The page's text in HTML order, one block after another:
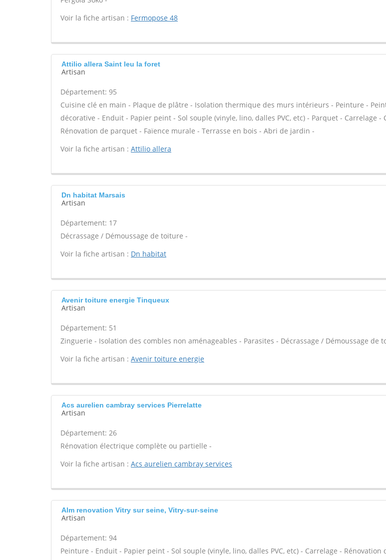
Voir la fiche artisan : Fermopose 48
Attilio allera Saint leu la foret
Artisan
Département: 95
Cuisine clé en main - Plaque de plâtre - Isolation thermique des murs intérieurs - Peinture -
décorative - Enduit - Papier peint - Sol souple (vinyle, lino, dalles PVC, etc) - Parquet - Carrelage -
Rénovation de parquet - Faïence murale - Terrasse en bois - Abri de jardin -
Voir la fiche artisan : Attilio allera
Dn habitat Marsais
Artisan
Département: 17
Décrassage / Démoussage de toiture -
Voir la fiche artisan : Dn habitat
Avenir toiture energie Tinqueux
Artisan
Département: 51
Zinguerie - Isolation des combles non aménageables - Parasites - Décrassage / Démoussage de
Voir la fiche artisan : Avenir toiture energie
Acs aurelien cambray services Pierrelatte
Artisan
Département: 26
Rénovation électrique complète ou partielle -
Voir la fiche artisan : Acs aurelien cambray services
Alm renovation Vitry sur seine, Vitry-sur-seine
Artisan
Département: 94
Peinture - Enduit - Papier peint - Sol souple (vinyle, lino, dalles PVC, etc) - Carrelage - Rénovation